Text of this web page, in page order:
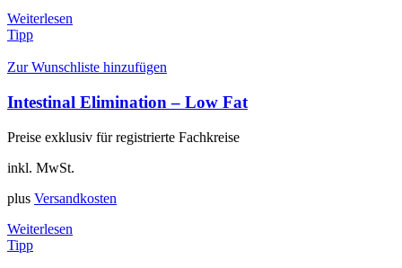
Weiterlesen
Tipp
Zur Wunschliste hinzufügen
Intestinal Elimination – Low Fat
Preise exklusiv für registrierte Fachkreise
inkl. MwSt.
plus Versandkosten
Weiterlesen
Tipp